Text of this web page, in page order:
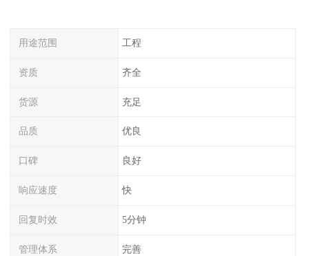
用途范围 工程
资质 齐全
货源 充足
品质 优良
口碑 良好
响应速度 快
回复时效 5分钟
管理体系 完善